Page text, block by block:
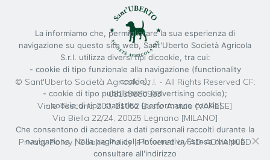
© Sant'Uberto Società Agricola s.r.l. - All Rights Reserved CF:
08155680963
Viale Toscana 200, 21052 Busto Arsizio [VARESE]
Via Biella 22/24, 20025 Legnano [MILANO]
Privacy Policy |Cookie Policy| Powered byAD-ADVANCED
La informiamo che, permigliorare la sua esperienza di
navigazione su questo sito web, Sant'Uberto Società Agricola
S.r.l. utilizza diversi tipi dicookie, tra cui:
- cookie di tipo funzionale alla navigazione (functionality
cookie);
- cookie di tipo pubblicitario (advertising cookie);
- cookie di tipo statistico (performance cookie).
Che consentono di accedere a dati personali raccolti durante la
navigazione. Nella pagina della Informativa Estesa che può
consultare all'indirizzo